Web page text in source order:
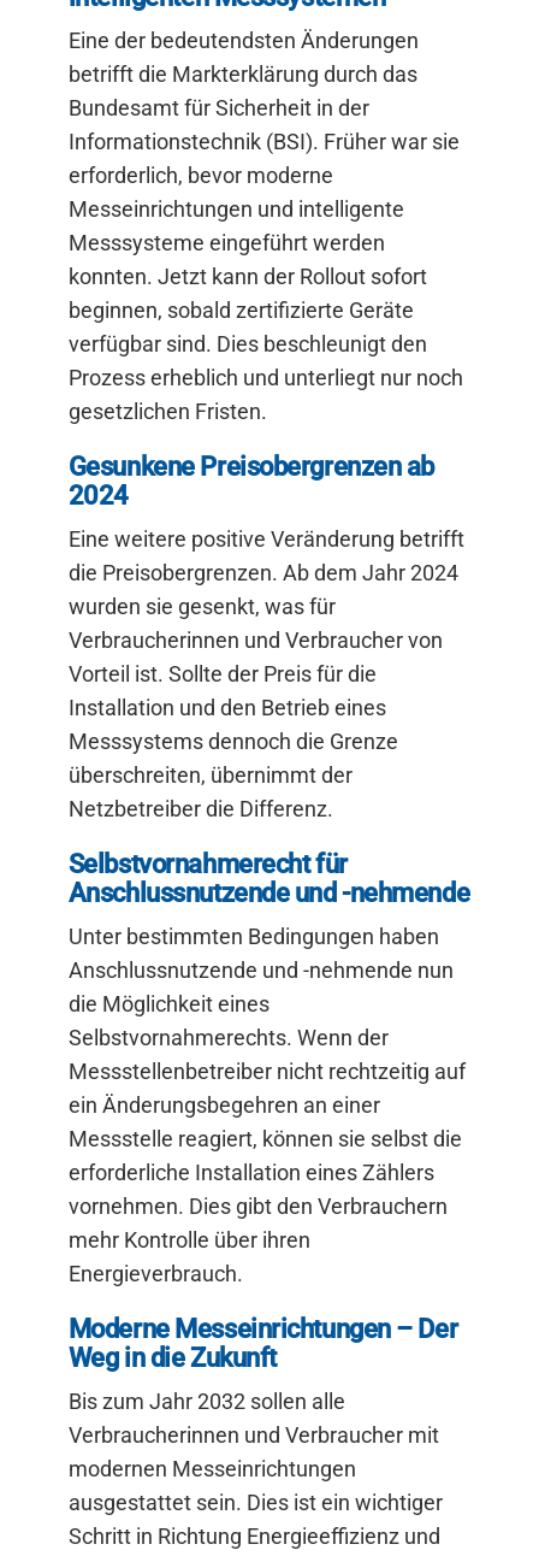
Eine der bedeutendsten Änderungen
betrifft die Markterklärung durch das
Bundesamt für Sicherheit in der
Informationstechnik (BSI). Früher war sie
erforderlich, bevor moderne
Messeinrichtungen und intelligente
Messsysteme eingeführt werden
konnten. Jetzt kann der Rollout sofort
beginnen, sobald zertifizierte Geräte
verfügbar sind. Dies beschleunigt den
Prozess erheblich und unterliegt nur noch
gesetzlichen Fristen.
Gesunkene Preisobergrenzen ab
2024
Eine weitere positive Veränderung betrifft
die Preisobergrenzen. Ab dem Jahr 2024
wurden sie gesenkt, was für
Verbraucherinnen und Verbraucher von
Vorteil ist. Sollte der Preis für die
Installation und den Betrieb eines
Messsystems dennoch die Grenze
überschreiten, übernimmt der
Netzbetreiber die Differenz.
Selbstvornahmerecht für
Anschlussnutzende und -nehmende
Unter bestimmten Bedingungen haben
Anschlussnutzende und -nehmende nun
die Möglichkeit eines
Selbstvornahmerechts. Wenn der
Messstellenbetreiber nicht rechtzeitig auf
ein Änderungsbegehren an einer
Messstelle reagiert, können sie selbst die
erforderliche Installation eines Zählers
vornehmen. Dies gibt den Verbrauchern
mehr Kontrolle über ihren
Energieverbrauch.
Moderne Messeinrichtungen – Der
Weg in die Zukunft
Bis zum Jahr 2032 sollen alle
Verbraucherinnen und Verbraucher mit
modernen Messeinrichtungen
ausgestattet sein. Dies ist ein wichtiger
Schritt in Richtung Energieeffizienz und